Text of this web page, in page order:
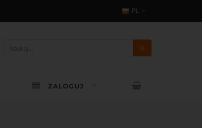
PL
ZALOGUJ